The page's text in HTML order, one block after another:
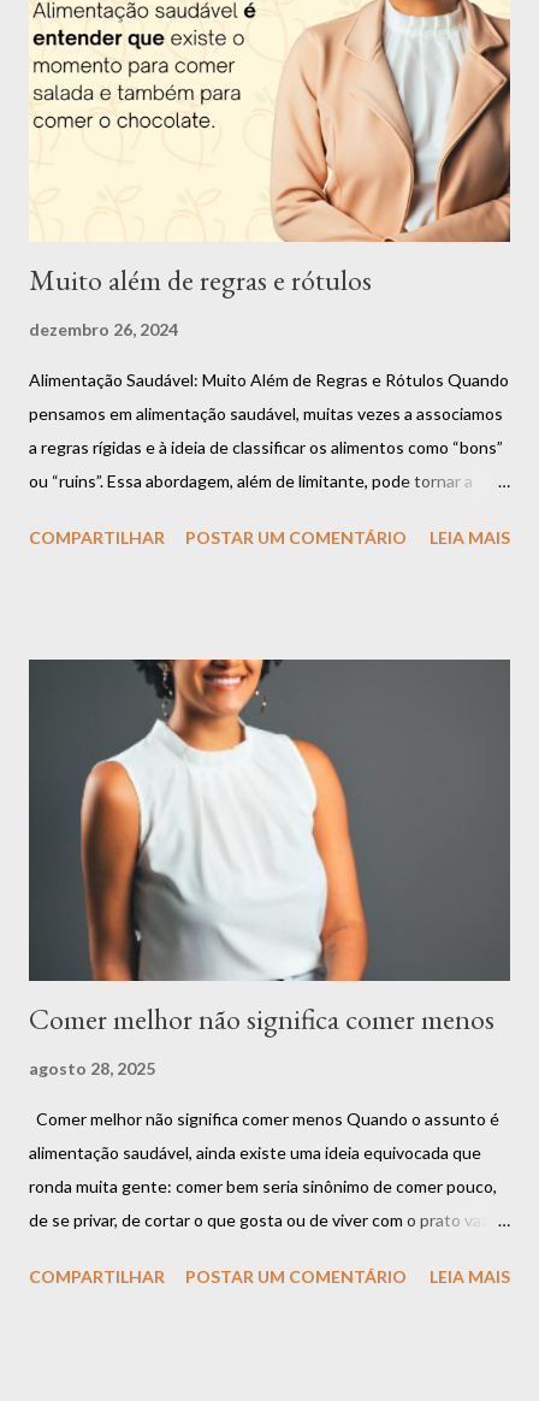
descobrir uma forma de mudar essa situação e assim ajudar as
pessoas. Apesar de ter muitas outras paixões, como citei
anteriormente, eu nunca consegui me enxergar fazendo outra
coisa. Fui uma criança acima do peso e desde nova senti o peso
dos padrões de beleza impostos pela sociedade. O ano de 2022
Muito além de regras e rótulos
dezembro 26, 2024
Alimentação Saudável: Muito Além de Regras e Rótulos Quando
pensamos em alimentação saudável, muitas vezes a associamos
a regras rígidas e à ideia de classificar os alimentos como “bons”
ou “ruins”. Essa abordagem, além de limitante, pode tornar a
que uma alimentação equilibrada vai muito além dessas
podem ter espaço na sua rotina. Há o momento de apreciar uma
refeição rica em nutrientes, como uma salada colorida e cheia de
sabor. E também há o momento de saborear aquele doce que
você tanto gosta ou um prato especial que traz conforto e boas
memórias. Esses momentos não só são normais, mas também
essenciais para uma relação leve com a comida. O segredo não
está em criar proibições, mas em encontrar o equilíbrio.
Alimentar-se bem é sobre compreender que ...
COMPARTILHAR POSTAR UM COMENTÁRIO LEIA MAIS
Comer melhor não significa comer menos
agosto 28, 2025
Comer melhor não significa comer menos Quando o assunto é
alimentação saudável, ainda existe uma ideia equivocada que
ronda muita gente: comer bem seria sinônimo de comer pouco,
de se privar, de cortar o que gosta ou de viver com o prato vazio.
resposta é: não. Comer melhor não significa comer menos.
COMPARTILHAR POSTAR UM COMENTÁRIO LEIA MAIS